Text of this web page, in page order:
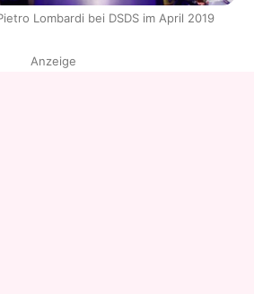
Lombardi bei DSDS im April 2019
Anzeige